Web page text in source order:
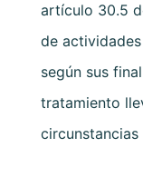
artículo 30.5
de
según sus
tratamiento
circunstancias